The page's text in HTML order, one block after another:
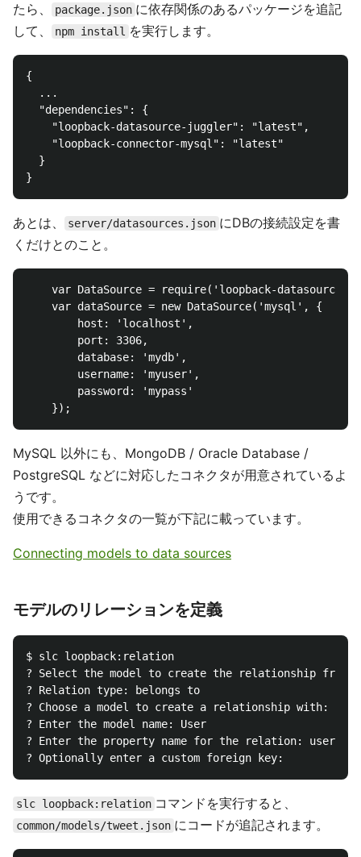
たら、
package.json に依存関係のあるパッケージを追記
して、
npm install を実行します。
{
  ...
  "dependencies": {
    "loopback-datasource-juggler": "latest",
    "loopback-connector-mysql": "latest"
  }
あとは、 server/datasources.json にDBの接続設定を書
くだけとのこと。
var DataSource = require('loopback-datasource-
    var dataSource = new DataSource('mysql', {
        host: 'localhost',
        port: 3306,
        database: 'mydb',
        username: 'myuser',
        password: 'mypass'
MySQL 以外にも、MongoDB / Oracle Database /
PostgreSQL などに対応したコネクタが用意されているよ
うです。
使用できるコネクタの一覧が下記に載っています。
Connecting models to data sources
モデルのリレーションを定義
$ slc loopback:relation
? Select the model to create the relationship from:
? Relation type: belongs to
? Choose a model to create a relationship with:
? Enter the model name: User
? Enter the property name for the relation: user
slc loopback:relation コマンドを実行すると、
common/models/tweet.json にコードが追記されます。